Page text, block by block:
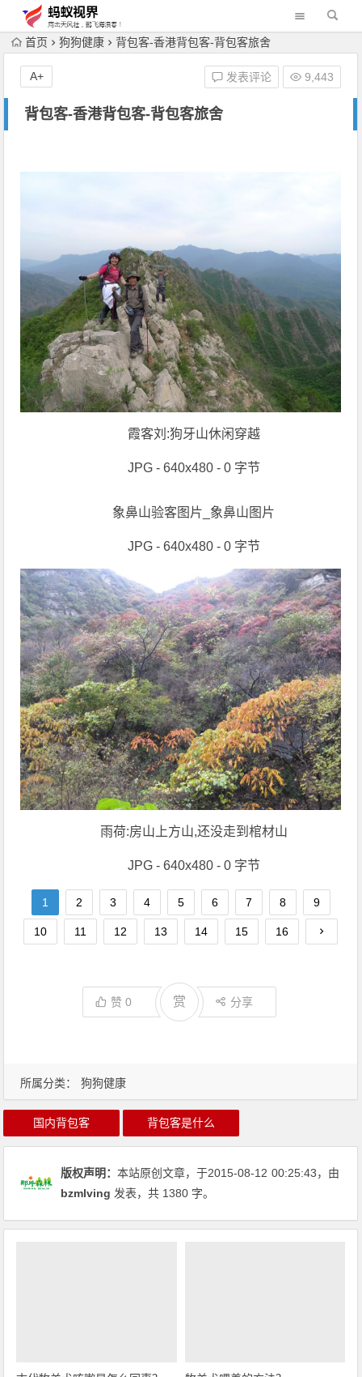
首页 狗狗健康 背包客-香港背包客-背包客旅舍
背包客-香港背包客-背包客旅舍
发表评论 9,443
A+
所属分类： 狗狗健康
霞客刘:狗牙山休闲穿越
JPG - 640x480 - 0 字节
象鼻山验客图片_象鼻山图片
JPG - 640x480 - 0 字节
雨荷:房山上方山,还没走到棺材山
JPG - 640x480 - 0 字节
1 2 3 4 5 6 7 8 9
10 11 12 13 14 15 16
赞0 赏 分享
国内背包客 背包客是什么
版权声明：本站原创文章，于2015-08-12 00:25:43，由
bzmlving 发表，共 1380 字。